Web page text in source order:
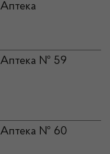
Аптека
Аптека № 59
Аптека № 60